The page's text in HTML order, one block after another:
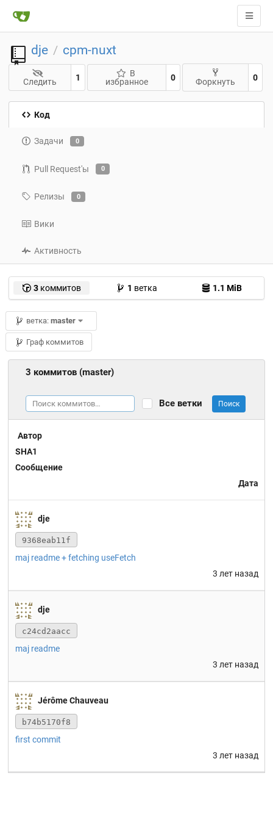
dje / cpm-nuxt
Следить 1
В
избранное
0 Форкнуть 0
Код
Задачи 0
Pull Request'ы 0
Релизы 0
Вики
Активность
3 коммитов 1 ветка 1.1 MiB
ветка: master
Граф коммитов
3 коммитов (master)
Все ветки Поиск
Автор
SHA1
Сообщение
Дата
dje
9368eab11f
maj readme + fetching useFetch
3 лет назад
dje
c24cd2aacc
maj readme
3 лет назад
Jérôme Chauveau
b74b5170f8
first commit
3 лет назад